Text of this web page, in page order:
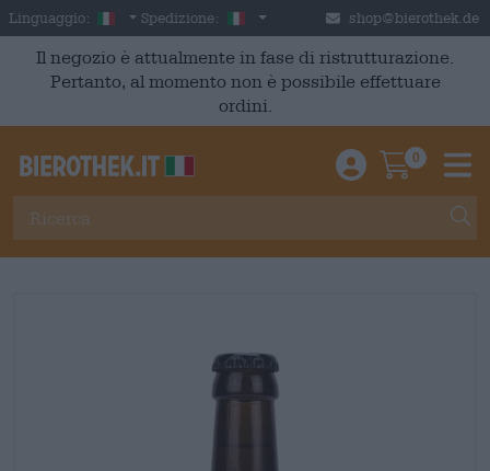
Skip to main content
Linguaggio: Italian
Spedizione: Italia shop@bierothek.de
Il negozio è attualmente in fase di ristrutturazione.
Pertanto, al momento non è possibile effettuare
ordini.
Einloggen /
0